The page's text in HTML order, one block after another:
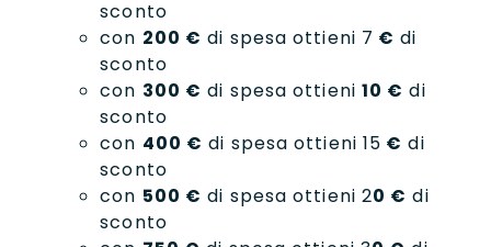
sconto
con 200 € di spesa ottieni 7 € di
sconto
con 300 € di spesa ottieni 10 € di
sconto
con 400 € di spesa ottieni 15 € di
sconto
con 500 € di spesa ottieni 20 € di
sconto